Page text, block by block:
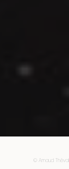
© Arnaud Théval